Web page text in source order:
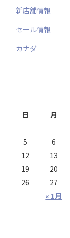
新店舗情報
セール情報
カナダ
日
月
« 1月
5
6
12
13
19
20
26
27